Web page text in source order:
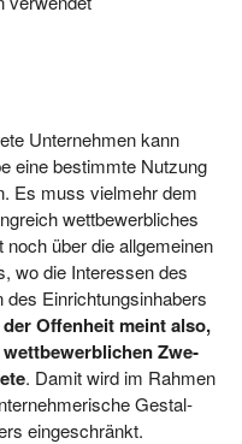
Unter­neh­men kann
eine bestimm­te Nut­zung
Es muss viel­mehr dem
wett­be­werb­li­ches
über die all­ge­mei­nen
wo die Inter­es­sen des
des Ein­rich­tungs­in­ha­bers
Offen­heit meint also,
Zwe­
. Damit wird im Rah­men
Gestal­
eingeschränkt.